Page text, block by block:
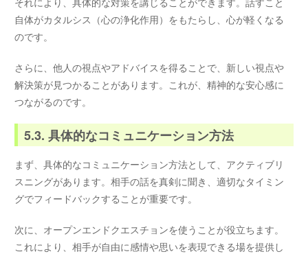
自体がカタルシス（心の浄化作用）をもたらし、心が軽くなる
のです。
さらに、他人の視点やアドバイスを得ることで、新しい視点や
解決策が見つかることがあります。これが、精神的な安心感に
つながるのです。
5.3. 具体的なコミュニケーション方法
まず、具体的なコミュニケーション方法として、アクティブリ
スニングがあります。相手の話を真剣に聞き、適切なタイミン
グでフィードバックすることが重要です。
次に、オープンエンドクエスチョンを使うことが役立ちます。
これにより、相手が自由に感情や思いを表現できる場を提供し